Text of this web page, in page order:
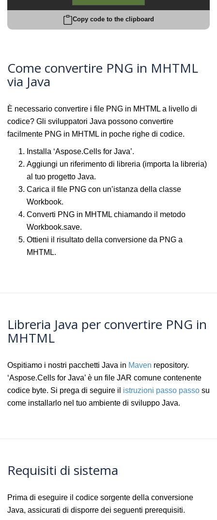
Copy code to the clipboard
Come convertire PNG in MHTML
via Java
È necessario convertire i file PNG in MHTML a livello di
codice? Gli sviluppatori Java possono convertire
facilmente PNG in MHTML in poche righe di codice.
Installa ‘Aspose.Cells for Java’.
Aggiungi un riferimento di libreria (importa la libreria)
al tuo progetto Java.
Carica il file PNG con un’istanza della classe
Workbook.
Converti PNG in MHTML chiamando il metodo
Workbook.save.
Ottieni il risultato della conversione da PNG a
MHTML.
Libreria Java per convertire PNG in
MHTML
Ospitiamo i nostri pacchetti Java in Maven repository.
‘Aspose.Cells for Java’ è un file JAR comune contenente
codice byte. Si prega di seguire il istruzioni passo passo su
come installarlo nel tuo ambiente di sviluppo Java.
Requisiti di sistema
Prima di eseguire il codice sorgente della conversione
Java, assicurati di disporre dei seguenti prerequisiti.